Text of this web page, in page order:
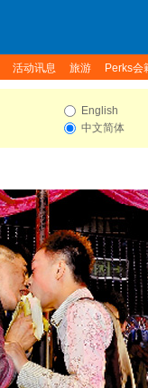
活动讯息 旅游 Perks会
English
中文简体